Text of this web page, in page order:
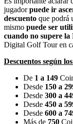
jugadorpuede ir
descuento que podrá
mismo puede ser
cuando no supere la
Digital Golf Tour en
Descuentos según
De 1 a 149
Desde 150 a
Desde 300 a
Desde 450 a
Desde 600 a
Más de 750